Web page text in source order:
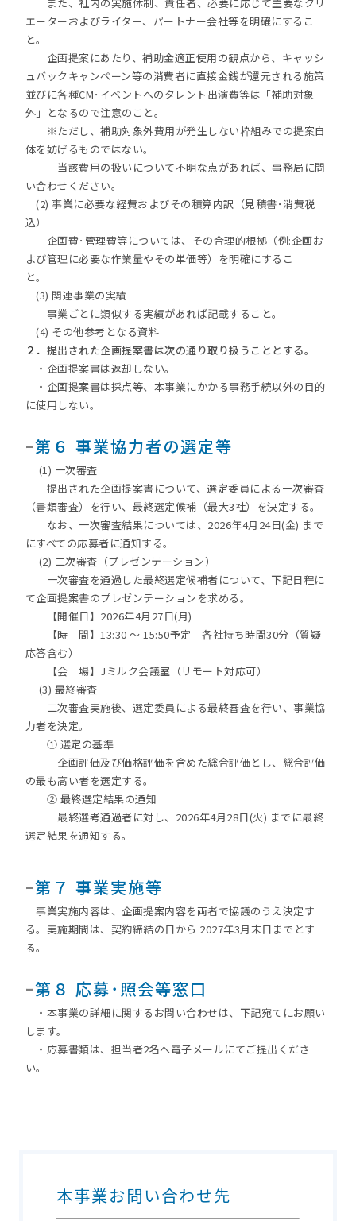
また、社内の実施体制、責任者、必要に応じて主要なクリ
エーターおよびライター、パートナー会社等を明確にするこ
と。
企画提案にあたり、補助金適正使用の観点から、キャッシ
ュバックキャンペーン等の消費者に直接金銭が還元される施策
並びに各種CM･イベントへのタレント出演費等は「補助対象
外」となるので注意のこと。
※ただし、補助対象外費用が発生しない枠組みでの提案自
体を妨げるものではない。
当該費用の扱いについて不明な点があれば、事務局に問
い合わせください。
(2) 事業に必要な経費およびその積算内訳（見積書･消費税
込）
企画費･管理費等については、その合理的根拠（例:企画お
よび管理に必要な作業量やその単価等）を明確にするこ
と。
(3) 関連事業の実績
事業ごとに類似する実績があれば記載すること。
(4) その他参考となる資料
２． 提出された企画提案書は次の通り取り扱うこととする。
・企画提案書は返却しない。
・企画提案書は採点等、本事業にかかる事務手続以外の目的
に使用しない。
ｰ第６ 事業協力者の選定等
(1) 一次審査
提出された企画提案書について、選定委員による一次審査
（書類審査）を行い、最終選定候補（最大3社）を決定する。
なお、一次審査結果については、2026年4月24日(金) まで
にすべての応募者に通知する。
(2) 二次審査（プレゼンテーション）
一次審査を通過した最終選定候補者について、下記日程に
て企画提案書のプレゼンテーションを求める。
【開催日】2026年4月27日(月)
【時 間】13:30 ～ 15:50予定 各社持ち時間30分（質疑
応答含む）
【会 場】Jミルク会議室（リモート対応可）
(3) 最終審査
二次審査実施後、選定委員による最終審査を行い、事業協
力者を決定。
① 選定の基準
企画評価及び価格評価を含めた総合評価とし、総合評価
の最も高い者を選定する。
② 最終選定結果の通知
最終選考通過者に対し、2026年4月28日(火) までに最終
選定結果を通知する。
ｰ第７ 事業実施等
事業実施内容は、企画提案内容を両者で協議のうえ決定す
る。実施期間は、契約締結の日から 2027年3月末日までとす
る。
ｰ第８ 応募･照会等窓口
・本事業の詳細に関するお問い合わせは、下記宛てにお願い
します。
・応募書類は、担当者2名へ電子メールにてご提出くださ
い。
本事業お問い合わせ先